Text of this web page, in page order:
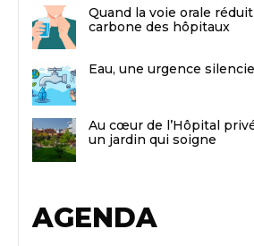
Quand la voie orale
carbone des hôpitaux
Eau, une urgence
Au cœur de l’Hôpital
un jardin qui soigne
AGENDA